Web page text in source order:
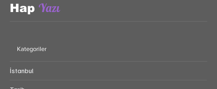
Hap Yazı
Kategoriler
İstanbul